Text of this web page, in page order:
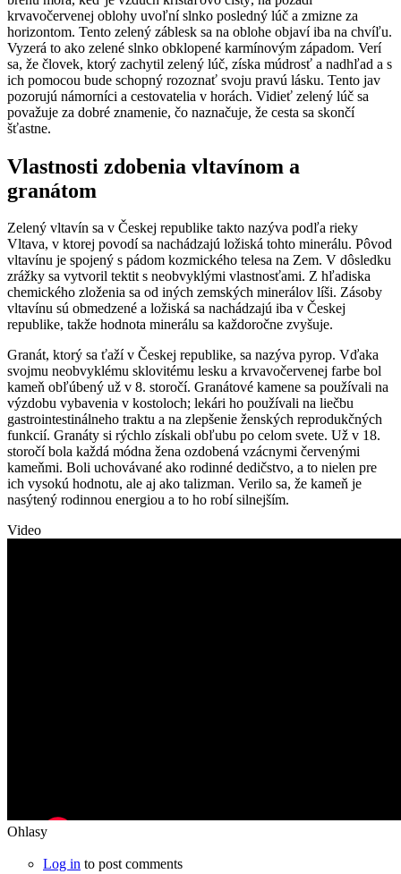
krvavočervenej oblohy uvoľní slnko posledný lúč a zmizne za
horizontom. Tento zelený záblesk sa na oblohe objaví iba na chvíľu.
Vyzerá to ako zelené slnko obklopené karmínovým západom. Verí
sa, že človek, ktorý zachytil zelený lúč, získa múdrosť a nadhľad a s
ich pomocou bude schopný rozoznať svoju pravú lásku. Tento jav
pozorujú námorníci a cestovatelia v horách. Vidieť zelený lúč sa
považuje za dobré znamenie, čo naznačuje, že cesta sa skončí
šťastne.
Vlastnosti zdobenia vltavínom a
granátom
Zelený vltavín sa v Českej republike takto nazýva podľa rieky
Vltava, v ktorej povodí sa nachádzajú ložiská tohto minerálu. Pôvod
vltavínu je spojený s pádom kozmického telesa na Zem. V dôsledku
zrážky sa vytvoril tektit s neobvyklými vlastnosťami. Z hľadiska
chemického zloženia sa od iných zemských minerálov líši. Zásoby
vltavínu sú obmedzené a ložiská sa nachádzajú iba v Českej
republike, takže hodnota minerálu sa každoročne zvyšuje.
Granát, ktorý sa ťaží v Českej republike, sa nazýva pyrop. Vďaka
svojmu neobvyklému sklovitému lesku a krvavočervenej farbe bol
kameň obľúbený už v 8. storočí. Granátové kamene sa používali na
výzdobu vybavenia v kostoloch; lekári ho používali na liečbu
gastrointestinálneho traktu a na zlepšenie ženských reprodukčných
funkcií. Granáty si rýchlo získali obľubu po celom svete. Už v 18.
storočí bola každá módna žena ozdobená vzácnymi červenými
kameňmi. Boli uchovávané ako rodinné dedičstvo, a to nielen pre
ich vysokú hodnotu, ale aj ako talizman. Verilo sa, že kameň je
nasýtený rodinnou energiou a to ho robí silnejším.
Video
Ohlasy
Log in to post comments